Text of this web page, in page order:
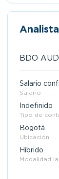
BDO
Salario
Salario
Indefinido
Tipo de
Bogotá
Ubicación
Híbrido
Modalidad